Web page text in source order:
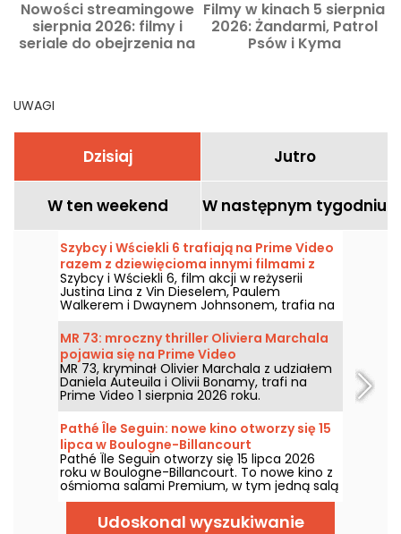
Nowości streamingowe
sierpnia 2026: filmy i
seriale do obejrzenia na
Filmy w kinach 5 sierpnia
2026: Żandarmi, Patrol
Psów i Kyma
UWAGI
Dzisiaj Jutro
W ten weekend W następnym tygodniu
Szybcy i Wściekli 6 trafiają na Prime Video
razem z dziewięcioma innymi filmami z
serii
Szybcy i Wściekli 6, film akcji w reżyserii
Justina Lina z Vin Dieselem, Paulem
Walkerem i Dwaynem Johnsonem, trafia na
Prime Video 1 sierpnia 2026 roku wraz z
kilkoma odsłonami serii.
MR 73: mroczny thriller Oliviera Marchala
pojawia się na Prime Video
MR 73, kryminał Olivier Marchala z udziałem
Daniela Auteuila i Olivii Bonamy, trafi na
Prime Video 1 sierpnia 2026 roku.
Pathé Île Seguin: nowe kino otworzy się 15
lipca w Boulogne-Billancourt
Pathé Île Seguin otworzy się 15 lipca 2026
roku w Boulogne-Billancourt. To nowe kino z
ośmioma salami Premium, w tym jedną salą
IMAX, mieści się na Pointe des Arts na
Wyspie Seguin.
Udoskonal wyszukiwanie